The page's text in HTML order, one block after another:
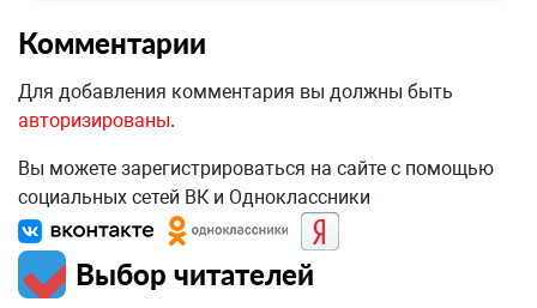
Комментарии
Для добавления комментария вы должны быть
авторизированы.
Вы можете зарегистрироваться на сайте с помощью
социальных сетей ВК и Одноклассники
Выбор читателей